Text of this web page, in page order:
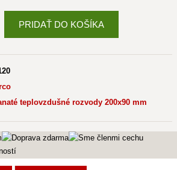
PRIDAŤ DO KOŠÍKA
teplovzdušné rozvody 200x90 mm